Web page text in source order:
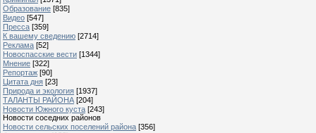
Образование [835]
Видео [547]
Пресса [359]
К вашему сведению [2714]
Реклама [52]
Новоспасские вести [1344]
Мнение [322]
Репортаж [90]
Цитата дня [23]
Природа и экология [1937]
ТАЛАНТЫ РАЙОНА [204]
Новости Южного куста [243]
Новости соседних районов
Новости сельских поселений района [356]